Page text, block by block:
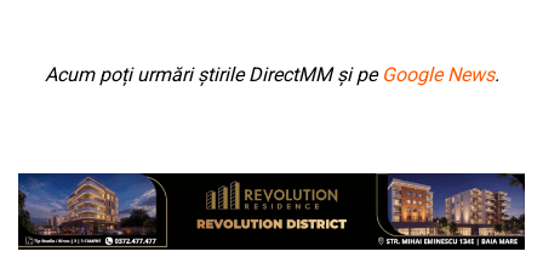
Acum poți urmări știrile DirectMM și pe Google News.